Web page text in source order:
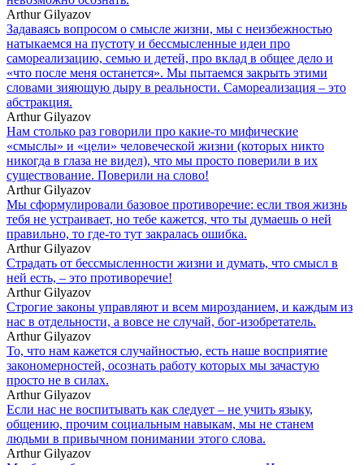
Arthur Gilyazov
Задаваясь вопросом о смысле жизни, мы с неизбежностью
натыкаемся на пустоту и бессмысленные идеи про
самореализацию, семью и детей, про вклад в общее дело и
«что после меня останется». Мы пытаемся закрыть этими
словами зияющую дыру в реальности. Самореализация – это
абстракция.
Arthur Gilyazov
Нам столько раз говорили про какие-то мифические
«смыслы» и «цели» человеческой жизни (которых никто
никогда в глаза не видел), что мы просто поверили в их
существование. Поверили на слово!
Arthur Gilyazov
Мы сформулировали базовое противоречие: если твоя жизнь
тебя не устраивает, но тебе кажется, что ты думаешь о ней
правильно, то где-то тут закралась ошибка.
Arthur Gilyazov
Страдать от бессмысленности жизни и думать, что смысл в
ней есть, – это противоречие!
Arthur Gilyazov
Строгие законы управляют и всем мирозданием, и каждым из
нас в отдельности, а вовсе не случай, бог-изобретатель.
Arthur Gilyazov
То, что нам кажется случайностью, есть наше восприятие
закономерностей, осознать работу которых мы зачастую
просто не в силах.
Arthur Gilyazov
Если нас не воспитывать как следует – не учить языку,
общению, прочим социальным навыкам, мы не станем
людьми в привычном понимании этого слова.
Arthur Gilyazov